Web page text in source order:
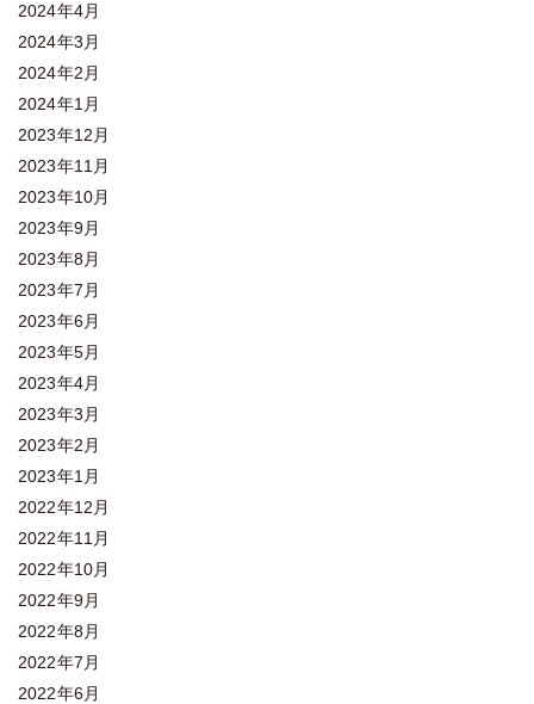
2024年4月
2024年3月
2024年2月
2024年1月
2023年12月
2023年11月
2023年10月
2023年9月
2023年8月
2023年7月
2023年6月
2023年5月
2023年4月
2023年3月
2023年2月
2023年1月
2022年12月
2022年11月
2022年10月
2022年9月
2022年8月
2022年7月
2022年6月